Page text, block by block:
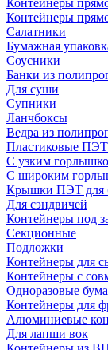
Контейнеры
Контейнеры
Салатники
Бумажная
Соусники
Банки из
Для суши
Супники
Ланчбоксы
Ведра из
Пластиковые
С узким
С широким
Крышки ПЭТ для
Для сэндвичей
Контейнеры под
Секционные
Подложки
Контейнеры для
Контейнеры с
Одноразовые
Контейнеры для
Алюминиевые
Для лапши вок